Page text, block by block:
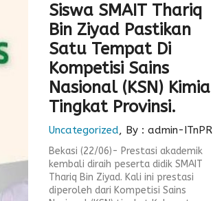
Siswa SMAIT Thariq
Bin Ziyad Pastikan
Satu Tempat Di
Kompetisi Sains
Nasional (KSN) Kimia
Tingkat Provinsi.
Uncategorized, By : admin-ITnPR
Bekasi (22/06)- Prestasi akademik
kembali diraih peserta didik SMAIT
Thariq Bin Ziyad. Kali ini prestasi
diperoleh dari Kompetisi Sains